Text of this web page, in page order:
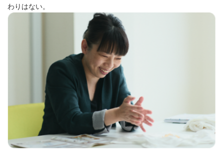
わりはない。